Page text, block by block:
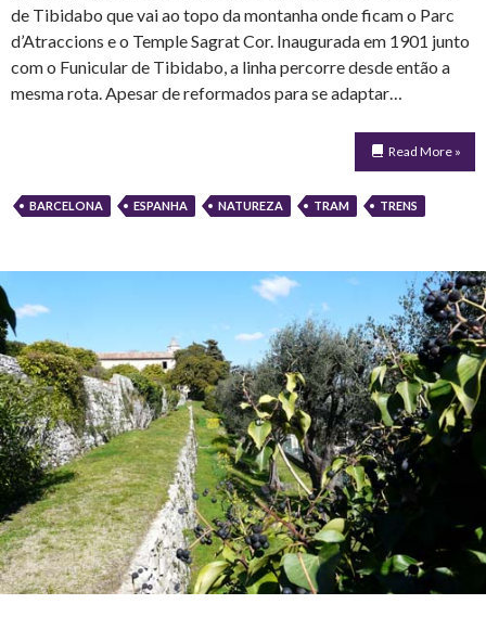
de Tibidabo que vai ao topo da montanha onde ficam o Parc
d’Atraccions e o Temple Sagrat Cor. Inaugurada em 1901 junto
com o Funicular de Tibidabo, a linha percorre desde então a
mesma rota. Apesar de reformados para se adaptar…
Read More »
BARCELONA ESPANHA NATUREZA TRAM TRENS